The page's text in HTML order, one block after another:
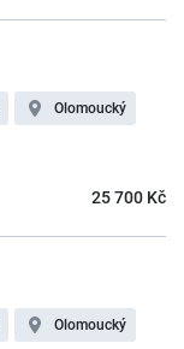
Olomoucký
25 700 Kč
Olomoucký